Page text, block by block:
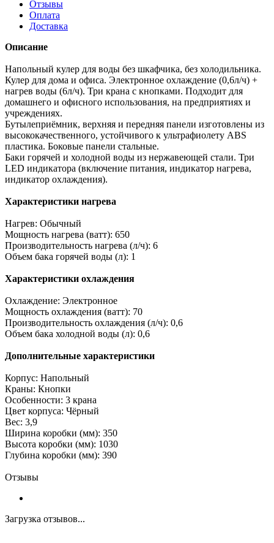
Отзывы
Оплата
Доставка
Описание
Напольный кулер для воды без шкафчика, без холодильника.
Кулер для дома и офиса. Электронное охлаждение (0,6л/ч) +
нагрев воды (6л/ч). Три крана с кнопками. Подходит для
домашнего и офисного использования, на предприятиях и
учреждениях.
Бутылеприёмник, верхняя и передняя панели изготовлены из
высококачественного, устойчивого к ультрафиолету ABS
пластика. Боковые панели стальные.
Баки горячей и холодной воды из нержавеющей стали. Три
LED индикатора (включение питания, индикатор нагрева,
индикатор охлаждения).
Характеристики нагрева
Нагрев: Обычный
Мощность нагрева (ватт): 650
Производительность нагрева (л/ч): 6
Объем бака горячей воды (л): 1
Характеристики охлаждения
Охлаждение: Электронное
Мощность охлаждения (ватт): 70
Производительность охлаждения (л/ч): 0,6
Объем бака холодной воды (л): 0,6
Дополнительные характеристики
Корпус: Напольный
Краны: Кнопки
Особенности: 3 крана
Цвет корпуса: Чёрный
Вес: 3,9
Ширина коробки (мм): 350
Высота коробки (мм): 1030
Глубина коробки (мм): 390
Отзывы
Загрузка отзывов...